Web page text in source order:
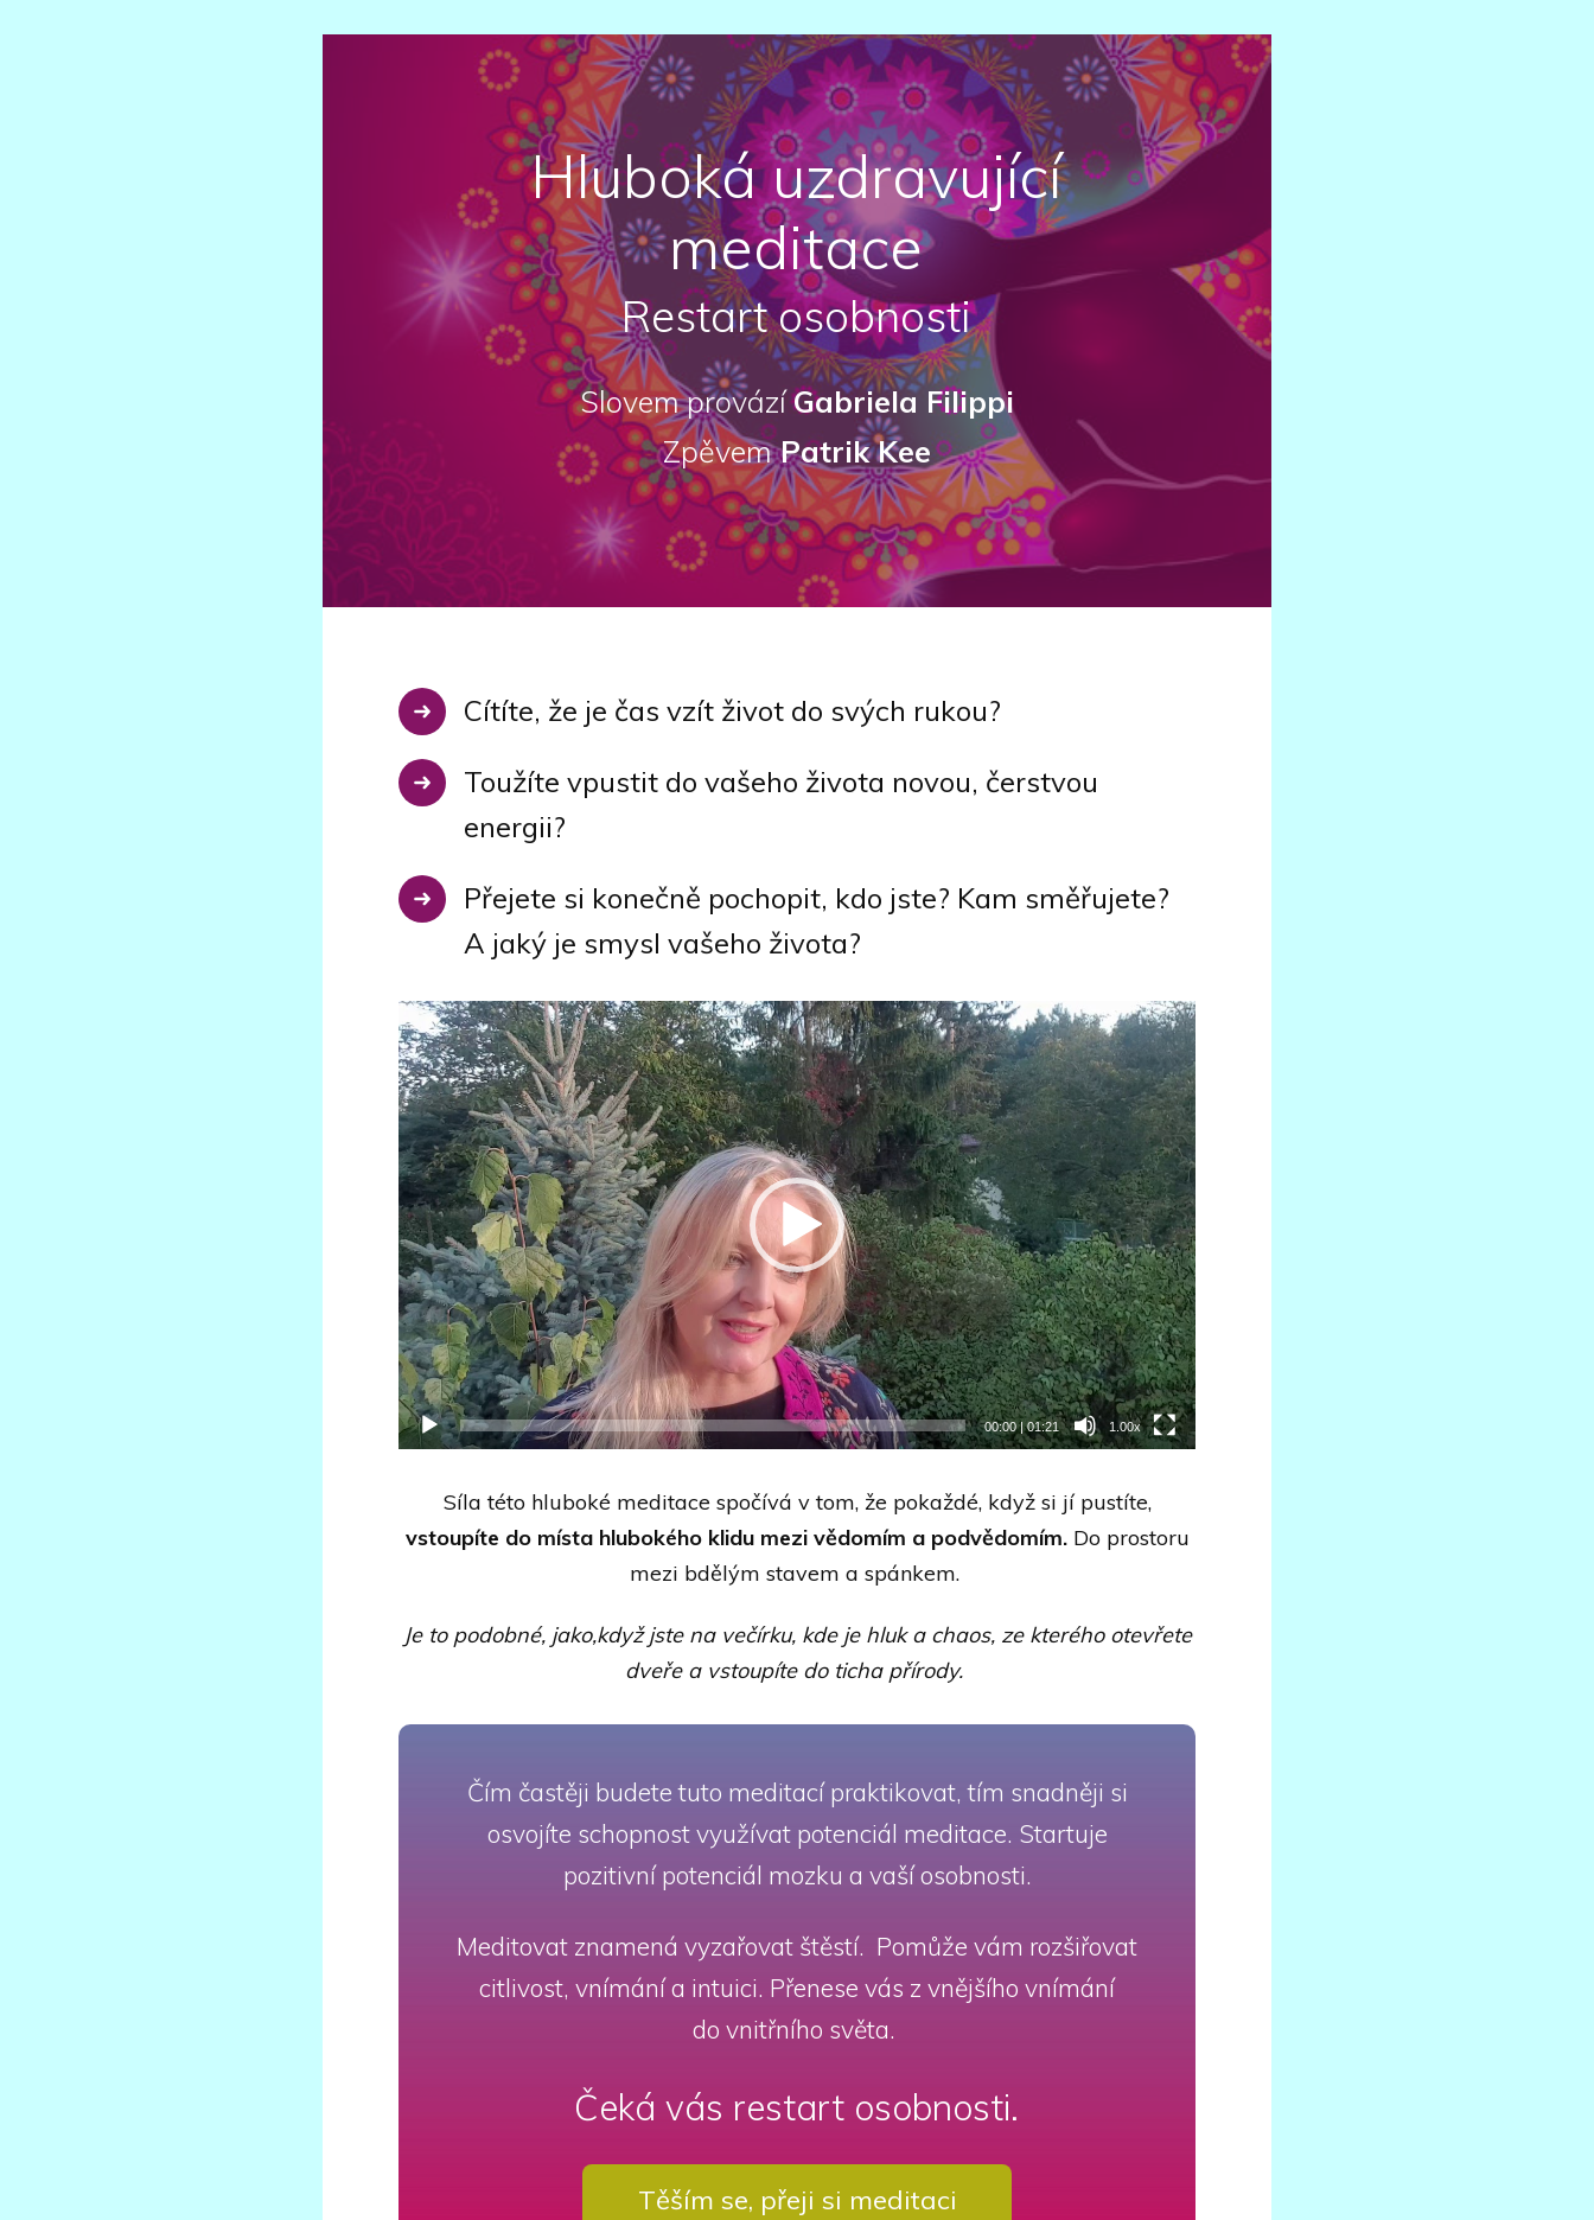
Hluboká uzdravující
meditace
Restart osobnosti
Slovem provázíGabriela Filippi
ZpěvemPatrik Kee
Cítíte, že je čas vzít život do svých rukou?
Toužíte vpustit do vašeho života novou, čerstvou
energii?
Přejete si konečně pochopit, kdo jste? Kam směřujete?
A jaký je smysl vašeho života?
Video
přehrávač
00:00|01:21 1.00x
Síla této hluboké meditace spočívá v tom, že pokaždé, když si jí pustíte,
vstoupíte do místa hlubokého klidu mezi vědomím a podvědomím.Do prostoru
mezi bdělým stavem a spánkem.
Je to podobné, jako,když jste na večírku, kde je hluk a chaos, ze kterého otevřete
dveře a vstoupíte do ticha přírody.
Čím častěji budete tuto meditací praktikovat, tím snadněji si
osvojíte schopnost využívat potenciál meditace. Startuje
pozitivní potenciál mozku a vaší osobnosti.
Meditovat znamená vyzařovat štěstí. Pomůže vám rozšiřovat
citlivost, vnímání a intuici. Přenese vás z vnějšího vnímání
do vnitřního světa.
Čeká vás restart osobnosti.
Těším se, přeji si meditaci